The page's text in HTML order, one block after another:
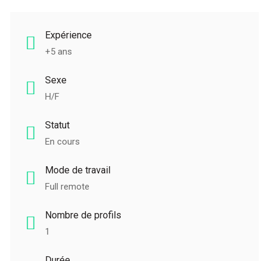
Expérience
+5 ans
Sexe
H/F
Statut
En cours
Mode de travail
Full remote
Nombre de profils
1